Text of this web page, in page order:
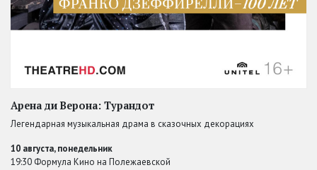
Арена ди Верона: Турандот
Легендарная музыкальная драма в сказочных декорациях
10 августа, понедельник
19:30 Формула Кино на Полежаевской